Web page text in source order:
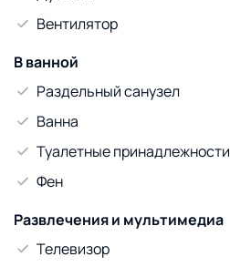
Вентилятор
В ванной
Раздельный санузел
Ванна
Туалетные принадлежности
Фен
Развлечения и мультимедиа
Телевизор